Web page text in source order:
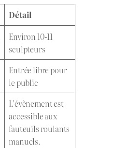
Détail
Environ 10-11
sculpteurs
Entrée libre pour
le public
L’évènement est
accessible aux
fauteuils roulants
manuels.